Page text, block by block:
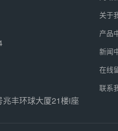
丰环球大厦21楼i座
关于
产品
新闻
在线
联系